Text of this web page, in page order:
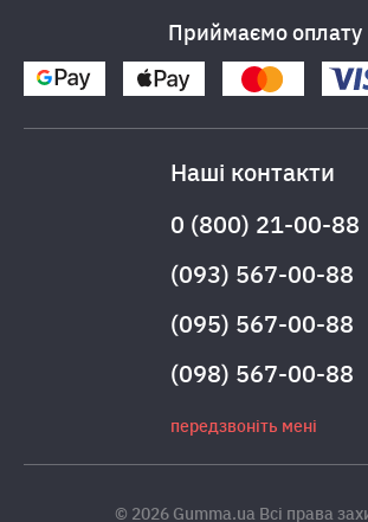
Приймаємо оплату
Наші контакти
0 (800) 21-00-88
(093) 567-00-88
(095) 567-00-88
(098) 567-00-88
передзвоніть мені
© 2026 Gumma.ua Всі права